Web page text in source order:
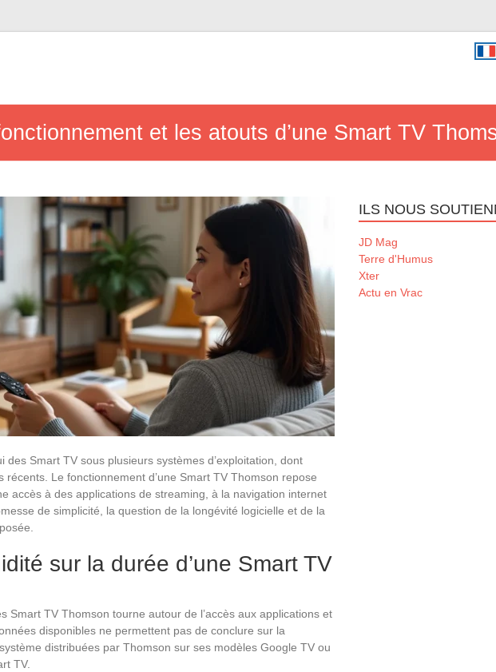
et les atouts d’une Smart TV
des Smart TV sous plusieurs systèmes d’exploitation, dont
Le fonctionnement d’une Smart TV Thomson repose
accès à des applications de streaming, à la navigation internet
de simplicité, la question de la longévité logicielle et de la
sur la durée d’une Smart TV
Smart TV Thomson tourne autour de l’accès aux applications et
disponibles ne permettent pas de conclure sur la
distribuées par Thomson sur ses modèles Google TV ou
TV.
ILS NOUS
JD Mag
Terre d'Humus
Xter
Actu en Vrac